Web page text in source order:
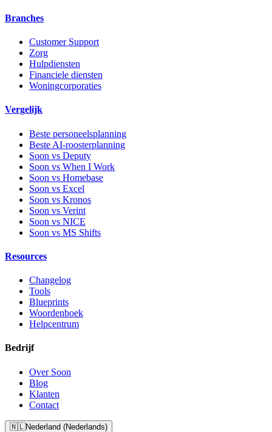
Branches
Customer Support
Zorg
Hulpdiensten
Financiele diensten
Woningcorporaties
Vergelijk
Beste personeelsplanning
Beste AI-roosterplanning
Soon vs Deputy
Soon vs When I Work
Soon vs Homebase
Soon vs Excel
Soon vs Kronos
Soon vs Verint
Soon vs NICE
Soon vs MS Shifts
Resources
Changelog
Tools
Blueprints
Woordenboek
Helpcentrum
Bedrijf
Over Soon
Blog
Klanten
Contact
🇳🇱Nederland (Nederlands)